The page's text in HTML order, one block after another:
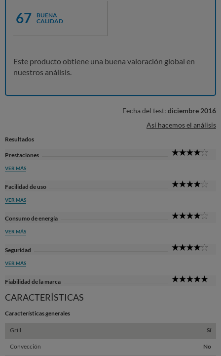
67
BUENA
CALIDAD
Este producto obtiene una buena valoración global en
nuestros análisis.
Fecha del test: diciembre 2016
Así hacemos el análisis
Resultados
Prestaciones
VER MÁS
Facilidad de uso
VER MÁS
Consumo de energía
VER MÁS
Seguridad
VER MÁS
Fiabilidad de la marca
CARACTERÍSTICAS
Características generales
Grill Sí
Convección No